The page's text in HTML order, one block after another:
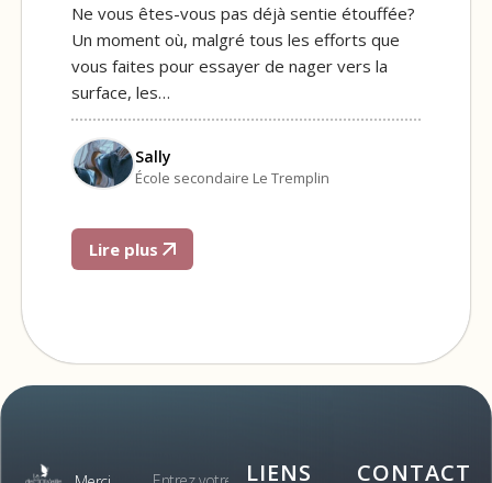
Ne vous êtes-vous pas déjà sentie étouffée?
Un moment où, malgré tous les efforts que
vous faites pour essayer de nager vers la
surface, les…
Sally
École secondaire Le Tremplin
Lire plus
LIENS CONTACT